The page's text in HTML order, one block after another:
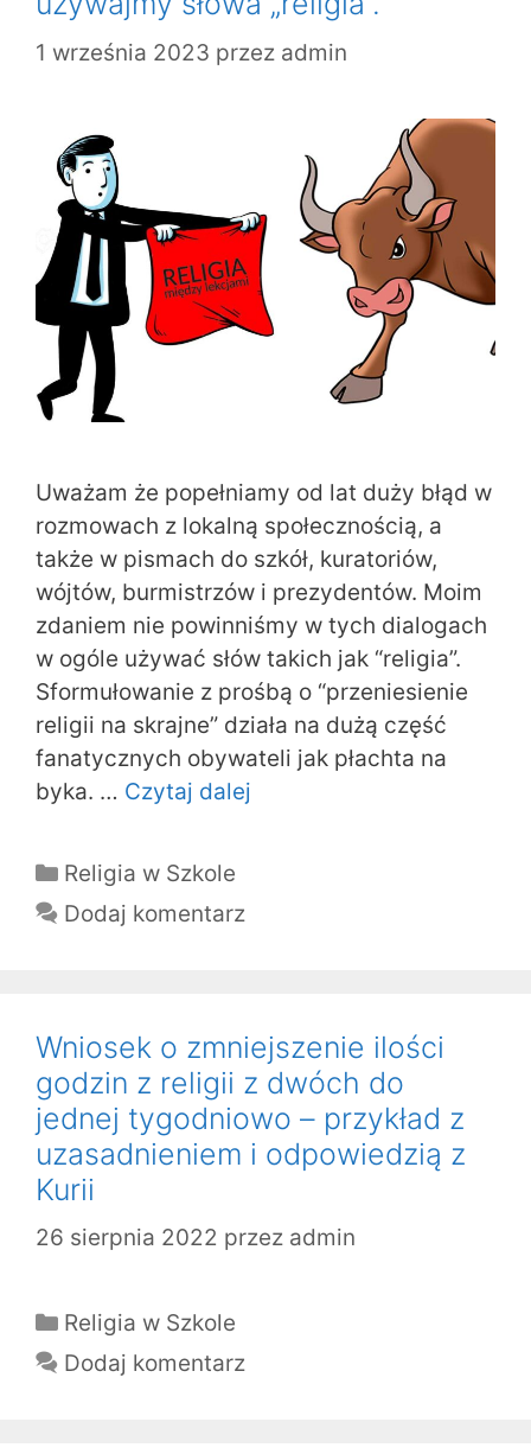
1 września 2023 przez admin
Uważam że popełniamy od lat duży błąd w
rozmowach z lokalną społecznością, a
także w pismach do szkół, kuratoriów,
wójtów, burmistrzów i prezydentów. Moim
zdaniem nie powinniśmy w tych dialogach
w ogóle używać słów takich jak “religia”.
Sformułowanie z prośbą o “przeniesienie
religii na skrajne” działa na dużą część
fanatycznych obywateli jak płachta na
byka. … Czytaj dalej
Kategorie
Religia w Szkole
Dodaj komentarz
Wniosek o zmniejszenie ilości
godzin z religii z dwóch do
jednej tygodniowo – przykład z
uzasadnieniem i odpowiedzią z
Kurii
26 sierpnia 2022 przez admin
Kategorie
Religia w Szkole
Dodaj komentarz